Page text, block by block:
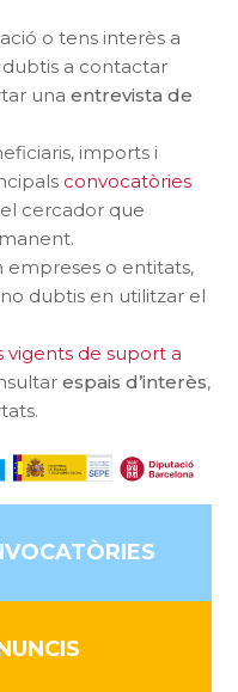
o tens interès a
a contactar
unaentrevista de
imports i
convocatòries
cercador que
empreses o entitats,
dubtis en utilitzar el
vigents de suport a
espais d’interès,